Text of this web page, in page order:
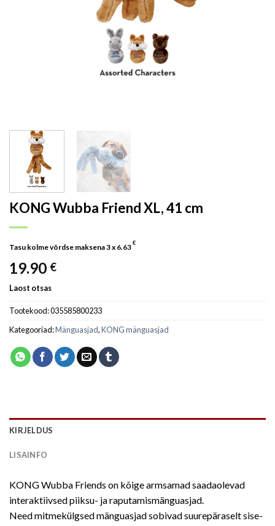
KONG Wubba Friend XL, 41 cm
Tasu kolme võrdse maksena 3 x 6.63
€
19.90 €
Laost otsas
Tootekood:035585800233
Kategooriad:Mänguasjad,KONG mänguasjad
KIRJELDUS
LISAINFO
KONG Wubba Friends on kõige armsamad saadaolevad
interaktiivsed piiksu- ja raputamismänguasjad.
Need mitmekülgsed mänguasjad sobivad suurepäraselt sise-